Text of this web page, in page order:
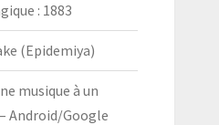
: 1883
(Epidemiya)
musique à un
Android/Google